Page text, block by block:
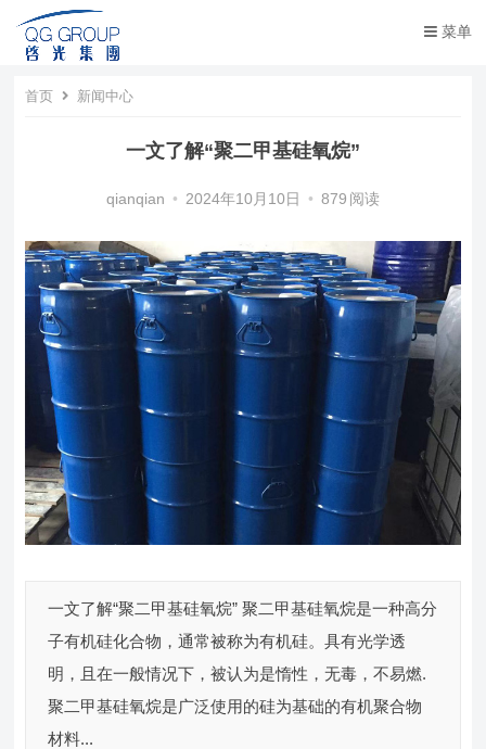
菜单
首页 新闻中心
一文了解“聚二甲基硅氧烷”
qianqian • 2024年10月10日 • 879 阅读
一文了解“聚二甲基硅氧烷” 聚二甲基硅氧烷是一种高分
子有机硅化合物，通常被称为有机硅。具有光学透
明，且在一般情况下，被认为是惰性，无毒，不易燃.
聚二甲基硅氧烷是广泛使用的硅为基础的有机聚合物
材料...